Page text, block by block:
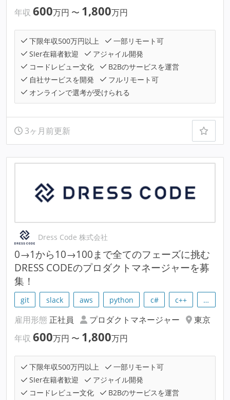
年収 600万円 〜 1,800万円
下限年収500万円以上
一部リモート可
SIer在籍者歓迎
アジャイル開発
コードレビュー文化
B2Bのサービスを運営
自社サービスを開発
フルリモート可
オンラインで選考が受けられる
3ヶ月前更新
Dress Code 株式会社
0→1から10→100まで全てのフェーズに挑む
DRESS CODEのプロダクトマネージャーを募
集！
git slack aws python c# c++ …
雇用形態 正社員 プロダクトマネージャー
東京
年収 600万円 〜 1,800万円
下限年収500万円以上
一部リモート可
SIer在籍者歓迎
アジャイル開発
コードレビュー文化
B2Bのサービスを運営